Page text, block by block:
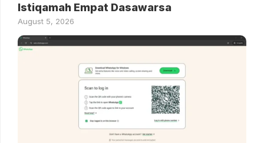
Istiqamah Empat Dasawarsa
August 5, 2026